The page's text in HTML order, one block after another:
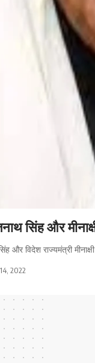
सिंह और
और विदेश राज्यमंत्री
2022